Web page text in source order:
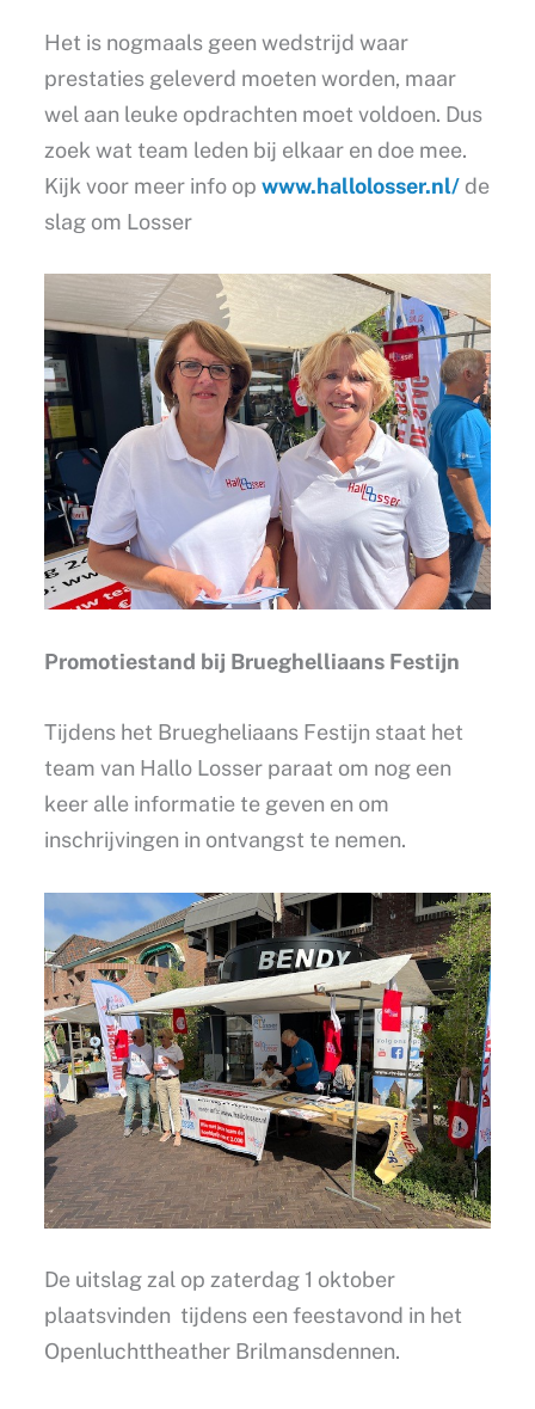
Het is nogmaals geen wedstrijd waar
prestaties geleverd moeten worden, maar
wel aan leuke opdrachten moet voldoen. Dus
zoek wat team leden bij elkaar en doe mee.
Kijk voor meer info op www.hallolosser.nl/de
slag om Losser
Promotiestand bij Brueghelliaans Festijn
Tijdens het Bruegheliaans Festijn staat het
team van Hallo Losser paraat om nog een
keer alle informatie te geven en om
inschrijvingen in ontvangst te nemen.
De uitslag zal op zaterdag 1 oktober
plaatsvinden tijdens een feestavond in het
Openluchttheather Brilmansdennen.